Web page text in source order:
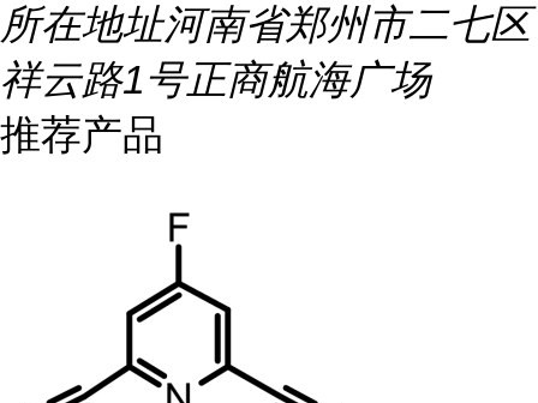
所在地址河南省郑州市二七区
祥云路1号正商航海广场
推荐产品